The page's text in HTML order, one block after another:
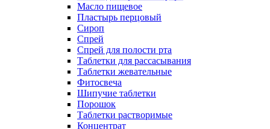
Масло пищевое
Пластырь перцовый
Сироп
Спрей
Спрей для полости рта
Таблетки для рассасывания
Таблетки жевательные
Фитосвеча
Шипучие таблетки
Порошок
Таблетки растворимые
Концентрат